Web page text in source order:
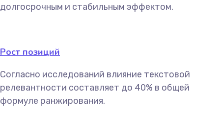
долгосрочным и стабильным эффектом.
Рост позиций
Согласно исследований влияние текстовой
релевантности составляет до 40% в общей
формуле ранжирования.